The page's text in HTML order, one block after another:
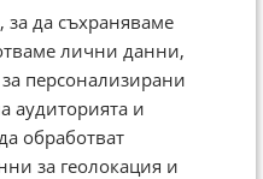
да съхраняваме
лични данни,
персонализирани
аудиторията и
обработват
за геолокация и